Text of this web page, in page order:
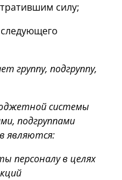
силу;
группу, подгруппу,
системы
подгруппами
являются:
персоналу в целях